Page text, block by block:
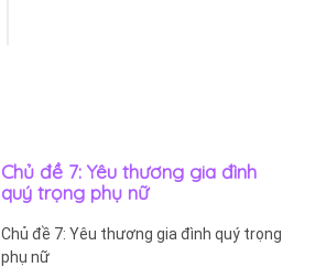
Chủ đề 7: Yêu thương gia đình
quý trọng phụ nữ
Chủ đề 7: Yêu thương gia đình quý trọng
phụ nữ